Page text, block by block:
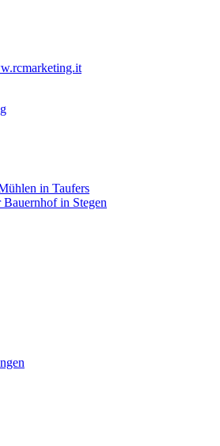
in Taufers
in Stegen